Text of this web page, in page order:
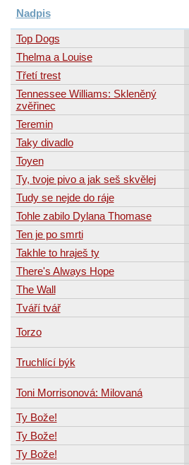
Nadpis
Top Dogs
Thelma a Louise
Třetí trest
Tennessee Williams: Skleněný
zvěřinec
Teremin
Taky divadlo
Toyen
Ty, tvoje pivo a jak seš skvělej
Tudy se nejde do ráje
Tohle zabilo Dylana Thomase
Ten je po smrti
Takhle to hraješ ty
There's Always Hope
The Wall
Tváří tvář
Torzo
Truchlící býk
Toni Morrisonová: Milovaná
Ty Bože!
Ty Bože!
Ty Bože!